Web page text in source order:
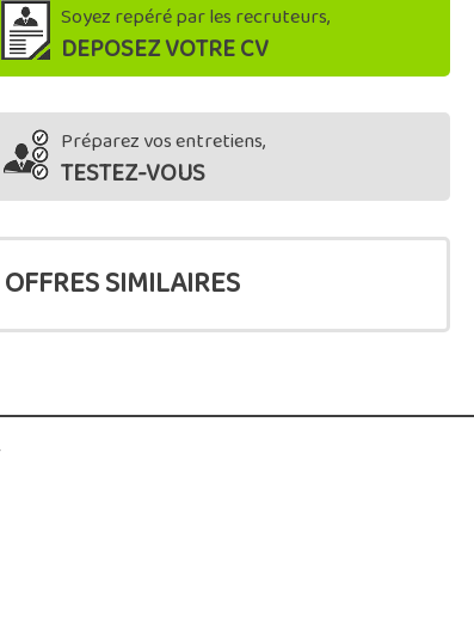
Soyez repéré par les recruteurs,
DEPOSEZ VOTRE CV
Préparez vos entretiens,
TESTEZ-VOUS
OFFRES SIMILAIRES